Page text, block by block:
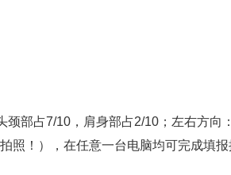
部占7/10，肩身部占2/10；左右方向
照！），在任意一台电脑均可完成填报